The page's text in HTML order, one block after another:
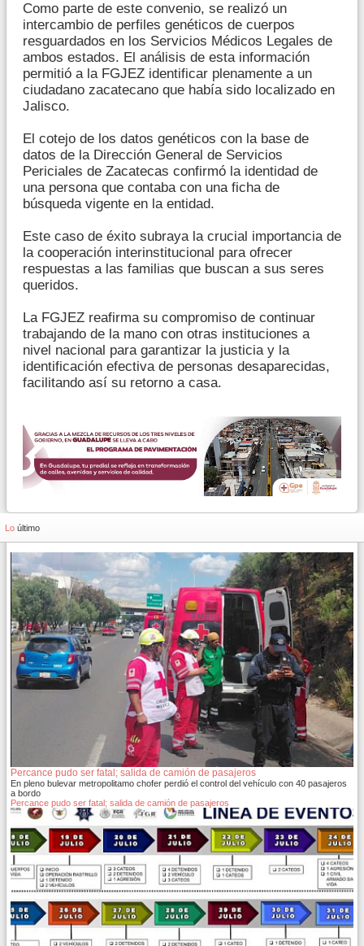
Como parte de este convenio, se realizó un
intercambio de perfiles genéticos de cuerpos
resguardados en los Servicios Médicos Legales de
ambos estados. El análisis de esta información
permitió a la FGJEZ identificar plenamente a un
ciudadano zacatecano que había sido localizado en
Jalisco.
El cotejo de los datos genéticos con la base de
datos de la Dirección General de Servicios
Periciales de Zacatecas confirmó la identidad de
una persona que contaba con una ficha de
búsqueda vigente en la entidad.
Este caso de éxito subraya la crucial importancia de
la cooperación interinstitucional para ofrecer
respuestas a las familias que buscan a sus seres
queridos.
La FGJEZ reafirma su compromiso de continuar
trabajando de la mano con otras instituciones a
nivel nacional para garantizar la justicia y la
identificación efectiva de personas desaparecidas,
facilitando así su retorno a casa.
Lo último
Percance pudo ser fatal; salida de camión de pasajeros
En pleno bulevar metropolitamo chofer perdió el control del vehículo con 40 pasajeros
a bordo
Percance pudo ser fatal; salida de camión de pasajeros